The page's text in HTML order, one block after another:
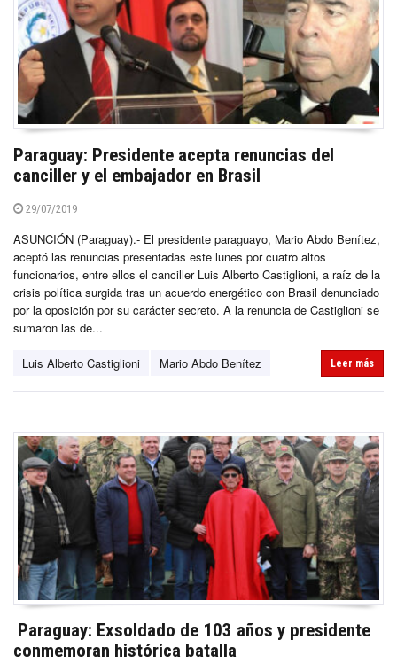
Paraguay: Presidente acepta renuncias del
canciller y el embajador en Brasil
29/07/2019
ASUNCIÓN (Paraguay).- El presidente paraguayo, Mario Abdo Benítez,
aceptó las renuncias presentadas este lunes por cuatro altos
funcionarios, entre ellos el canciller Luis Alberto Castiglioni, a raíz de la
crisis política surgida tras un acuerdo energético con Brasil denunciado
por la oposición por su carácter secreto. A la renuncia de Castiglioni se
sumaron las de...
Luis Alberto Castiglioni Mario Abdo Benítez Leer más
Paraguay: Exsoldado de 103 años y presidente
conmemoran histórica batalla